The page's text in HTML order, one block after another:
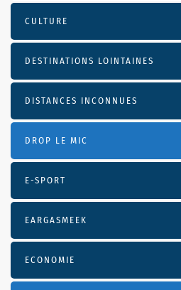
CULTURE
DESTINATIONS LOINTAINES
DISTANCES INCONNUES
DROP LE MIC
E-SPORT
EARGASMEEK
ECONOMIE